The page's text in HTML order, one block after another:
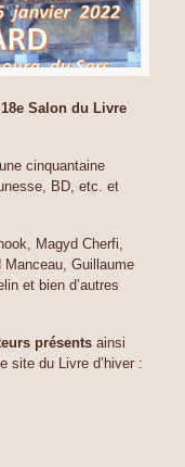
18e Salon du Livre
cinquantaine
BD, etc. et
Magyd Cherfi,
Manceau, Guillaume
et bien d’autres
présentsainsi
site du Livre d’hiver :